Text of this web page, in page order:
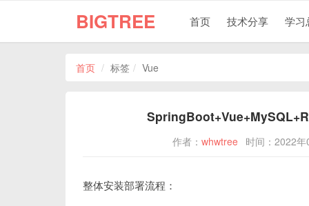
BIGTREE 首页 技术分享 学习
首页 标签 Vue
作者： whwtree 时间：2022
整体安装部署流程：